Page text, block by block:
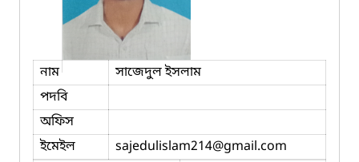
নাম
সাজেদুল ইসলাম
পদবি
অফিস
ইমেইল
sajedulislam214@gmail.com